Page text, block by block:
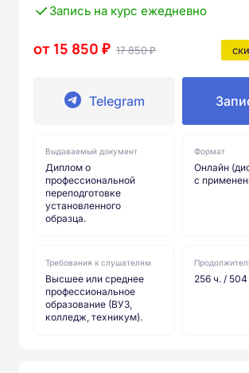
Запись на курс ежедневно
от 15 850 ₽ 17 850 ₽
Telegram
Выдаваемый документ
Диплом о
профессиональной
переподготовке
установленного
образца.
Формат
Онлайн
с
Требования к слушателям
Высшее или среднее
профессиональное
образование (ВУЗ,
колледж, техникум).
256 ч. /